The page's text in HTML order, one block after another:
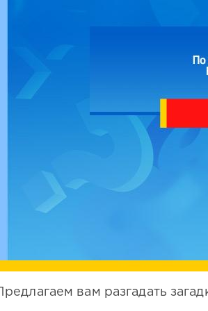
Предлагаем вам разгадать